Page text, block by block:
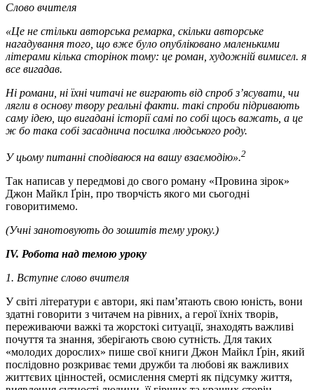
Слово вчителя
«Це не стільки авторська ремарка, скільки авторське
нагадування того, що вже було опубліковано маленькими
літерами кілька сторінок тому: це роман, художній вимисел. я
все вигадав.
Ні романи, ні їхні читачі не виграють від спроб з’ясувати, чи
лягли в основу твору реальні факти. такі спроби підривають
саму ідею, що вигадані історії самі по собі щось важать, а це
ж бо така собі засаднича посилка людського роду.
У цьому питанні сподіваюся на вашу взаємодію».2
Так написав у передмові до свого роману «Провина зірок»
Джон Майкл Ґрін, про творчість якого ми сьогодні
говоритимемо.
(Учні занотовують до зошитів тему уроку.)
ІV. Робота над темою уроку
1. Вступне слово вчителя
У світі літератури є автори, які пам’ятають свою юність, вони
здатні говорити з читачем на рівних, а герої їхніх творів,
переживаючи важкі та жорстокі ситуації, знаходять важливі
почуття та знання, зберігають свою сутність. Для таких
«молодих дорослих» пише свої книги Джон Майкл Ґрін, який
послідовно розкриває теми дружби та любові як важливих
життєвих цінностей, осмислення смерті як підсумку життя,